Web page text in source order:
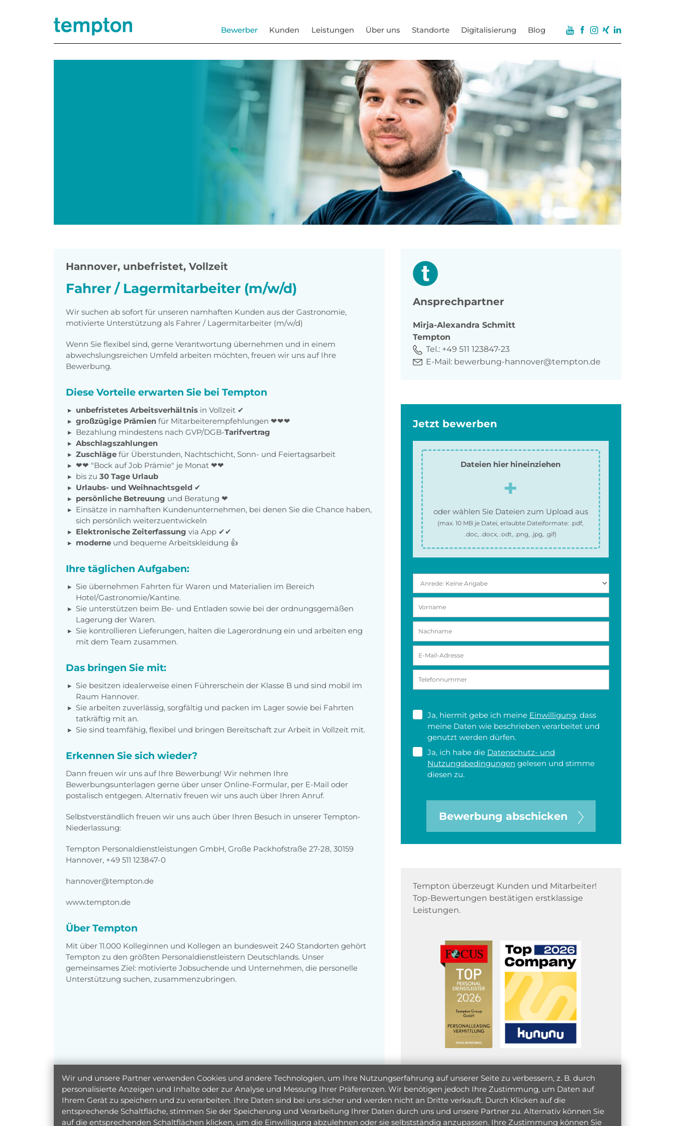
Bewerber Kunden Leistungen Über uns Standorte Digitalisierung Blog
Hannover, unbefristet, Vollzeit
Fahrer / Lagermitarbeiter (m/w/d)
Wir suchen ab sofort für unseren namhaften Kunden aus der Gastronomie,
motivierte Unterstützung als Fahrer / Lagermitarbeiter (m/w/d)
Wenn Sie flexibel sind, gerne Verantwortung übernehmen und in einem
abwechslungsreichen Umfeld arbeiten möchten, freuen wir uns auf Ihre
Bewerbung.
Diese Vorteile erwarten Sie bei Tempton
unbefristetes Arbeitsverhältnis in Vollzeit ✔
großzügige Prämien für Mitarbeiterempfehlungen ❤❤❤
Bezahlung mindestens nach GVP/DGB-Tarifvertrag
Abschlagszahlungen
Zuschläge für Überstunden, Nachtschicht, Sonn- und Feiertagsarbeit
❤❤ "Bock auf Job Prämie" je Monat ❤❤
bis zu 30 Tage Urlaub
Urlaubs- und Weihnachtsgeld ✔
persönliche Betreuung und Beratung ❤
Einsätze in namhaften Kundenunternehmen, bei denen Sie die Chance haben,
sich persönlich weiterzuentwickeln
Elektronische Zeiterfassung via App ✔✔
moderne und bequeme Arbeitskleidung 👍
Ihre täglichen Aufgaben:
Sie übernehmen Fahrten für Waren und Materialien im Bereich
Hotel/Gastronomie/Kantine.
Sie unterstützen beim Be- und Entladen sowie bei der ordnungsgemäßen
Lagerung der Waren.
Sie kontrollieren Lieferungen, halten die Lagerordnung ein und arbeiten eng
mit dem Team zusammen.
Das bringen Sie mit:
Sie besitzen idealerweise einen Führerschein der Klasse B und sind mobil im
Raum Hannover.
Sie arbeiten zuverlässig, sorgfältig und packen im Lager sowie bei Fahrten
tatkräftig mit an.
Sie sind teamfähig, flexibel und bringen Bereitschaft zur Arbeit in Vollzeit mit.
Erkennen Sie sich wieder?
Dann freuen wir uns auf Ihre Bewerbung! Wir nehmen Ihre
Bewerbungsunterlagen gerne über unser Online-Formular, per E-Mail oder
postalisch entgegen. Alternativ freuen wir uns auch über Ihren Anruf.
Selbstverständlich freuen wir uns auch über Ihren Besuch in unserer Tempton-
Niederlassung:
Tempton Personaldienstleistungen GmbH, Große Packhofstraße 27-28, 30159
Hannover, +49 511 123847-0
hannover@tempton.de
www.tempton.de
Über Tempton
Mit über 11.000 Kolleginnen und Kollegen an bundesweit 240 Standorten gehört
Tempton zu den größten Personaldienstleistern Deutschlands. Unser
gemeinsames Ziel: motivierte Jobsuchende und Unternehmen, die personelle
Unterstützung suchen, zusammenzubringen.
Ansprechpartner
Mirja-Alexandra Schmitt
Tempton
Tel.: +49 511 123847-23
E-Mail: bewerbung-hannover@tempton.de
Jetzt bewerben
Dateien hier hineinziehen
oder wählen Sie Dateien zum Upload aus
(max.10 MB je Datei, erlaubte Dateiformate:.pdf,
.doc, .docx, .odt, .png, .jpg, .gif)
Ja, hiermit gebe ich meine Einwilligung, dass
meine Daten wie beschrieben verarbeitet und
genutzt werden dürfen.
Ja, ich habe die Datenschutz- und
Nutzungsbedingungen gelesen und stimme
diesen zu.
Bewerbung abschicken
Tempton überzeugt Kunden und Mitarbeiter!
Top-Bewertungen bestätigen erstklassige
Leistungen.
Wir und unsere Partner verwenden Cookies und andere Technologien, um Ihre Nutzungserfahrung auf unserer Seite zu verbessern, z. B. durch
personalisierte Anzeigen und Inhalte oder zur Analyse und Messung Ihrer Präferenzen. Wir benötigen jedoch Ihre Zustimmung, um Daten auf
Ihrem Gerät zu speichern und zu verarbeiten. Ihre Daten sind bei uns sicher und werden nicht an Dritte verkauft. Durch Klicken auf die
entsprechende Schaltfläche, stimmen Sie der Speicherung und Verarbeitung Ihrer Daten durch uns und unsere Partner zu. Alternativ können Sie
auf die entsprechenden Schaltflächen klicken, um die Einwilligung abzulehnen oder sie selbstständig anzupassen. Ihre Zustimmung können Sie